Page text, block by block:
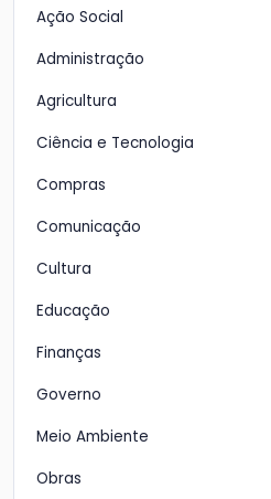
Ação Social
Administração
Agricultura
Ciência e Tecnologia
Compras
Comunicação
Cultura
Educação
Finanças
Governo
Meio Ambiente
Obras